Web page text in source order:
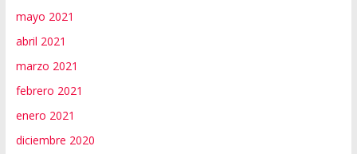
mayo 2021
abril 2021
marzo 2021
febrero 2021
enero 2021
diciembre 2020